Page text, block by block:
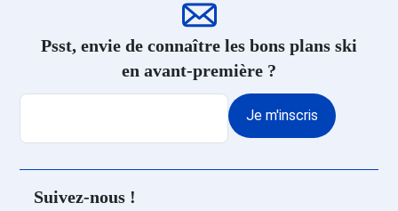
Psst, envie de connaître les bons plans ski
en avant-première ?
Je m'inscris
Suivez-nous !